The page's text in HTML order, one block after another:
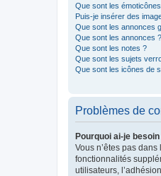
Que sont les
Puis-je insérer des
Que sont les annonces
Que sont les annonces ?
Que sont les notes ?
Que sont les sujets
Que sont les icônes de
Problèmes de
Pourquoi ai-je
Vous n’êtes pas
fonctionnalités
utilisateurs,